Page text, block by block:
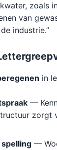
zoals
van
industrie.”
in
—
zorgt
—